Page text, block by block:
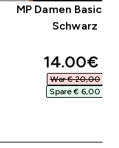
MP Damen Basics
Schwarz
14.00€‎
War € 20,00‎
Spare € 6,00‎